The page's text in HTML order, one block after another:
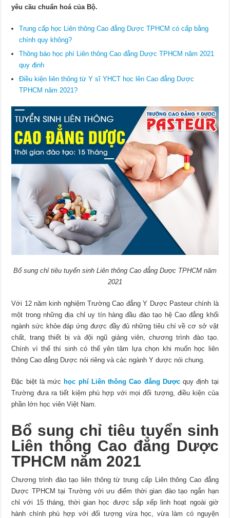
yêu cầu chuẩn hoá của Bộ.
Trung cấp học Liên thông Cao đẳng Dược TPHCM có cấp bằng
chính quy không?
Thông báo học phí Liên thông Cao đẳng Dược TPHCM năm 2021
quy định
Điều kiện liên thông từ Y sĩ YHCT học lên Cao đẳng Dược
TPHCM năm 2021?
Bổ sung chỉ tiêu tuyển sinh Liên thông Cao đẳng Dược TPHCM năm
2021
Với 12 năm kinh nghiệm Trường Cao đẳng Y Dược Pasteur chính là
một trong những địa chỉ uy tín hàng đầu đào tạo hệ Cao đẳng khối
ngành sức khỏe đáp ứng được đầy đủ những tiêu chí về cơ sở vật
chất, trang thiết bị và đội ngũ giảng viên, chương trình đào tạo.
Chính vì thế thí sinh có thể yên tâm lựa chọn khi muốn học liên
thông Cao đẳng Dược nói riêng và các ngành Y dược nói chung.
Đặc biệt là mức học phí Liên thông Cao đẳng Dượcquy định tại
Trường đưa ra tiết kiệm phù hợp với mọi đối tượng, điều kiện của
phần lớn học viên Việt Nam.
Bổ sung chỉ tiêu tuyển sinh
Liên thông Cao đẳng Dược
TPHCM năm 2021
Chương trình đào tạo liên thông từ trung cấp Liên thông Cao đẳng
Dược TPHCM tại Trường với ưu điểm thời gian đào tạo ngắn hạn
chỉ với 15 tháng, thời gian học được sắp xếp linh hoạt ngoài giờ
hành chính phù hợp với đối tượng vừa học, vừa làm có nguyện